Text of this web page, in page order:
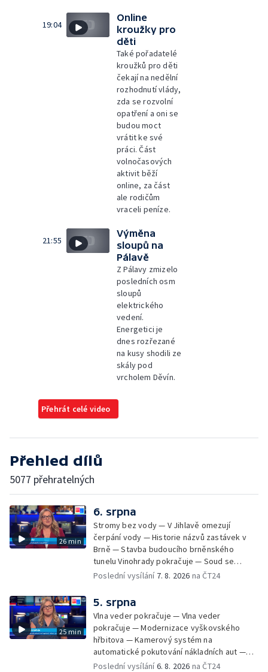
19:04
Online
kroužky pro
děti
Také pořadatelé
kroužků pro děti
čekají na nedělní
rozhodnutí vlády,
zda se rozvolní
opatření a oni se
budou moct
vrátit ke své
práci. Část
volnočasových
aktivit běží
online, za část
ale rodičům
vraceli peníze.
21:55
Výměna
sloupů na
Pálavě
Z Pálavy zmizelo
posledních osm
sloupů
elektrického
vedení.
Energetici je
dnes rozřezané
na kusy shodili ze
skály pod
vrcholem Děvín.
Přehrát celé video
Přehled dílů
5077 přehratelných
26 min
6. srpna
Stromy bez vody — V Jihlavě omezují
čerpání vody — Historie názvů zastávek v
Brně — Stavba budoucího brněnského
tunelu Vinohrady pokračuje — Soud se
žhářem zlínského baru — Odložení bourání
Czech Rally Zlín — Začal 7. ročník festivalu
Pop Messe — Přestavba mostu v Hodoníně
— Fenomén památníčků
Poslední vysílání 7. 8. 2026 na ČT24
25 min
5. srpna
Vlna veder pokračuje — Vlna veder
pokračuje — Modernizace vyškovského
hřbitova — Kamerový systém na
automatické pokutování nákladních aut —
Demolice vyhořelé budovy ve Zlíně — Případ
Poslední vysílání6. 8. 2026 na ČT24